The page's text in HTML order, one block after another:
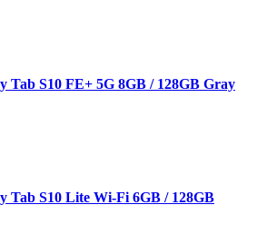
Tab S10 FE+ 5G 8GB / 128GB Gray
Tab S10 Lite Wi-Fi 6GB / 128GB